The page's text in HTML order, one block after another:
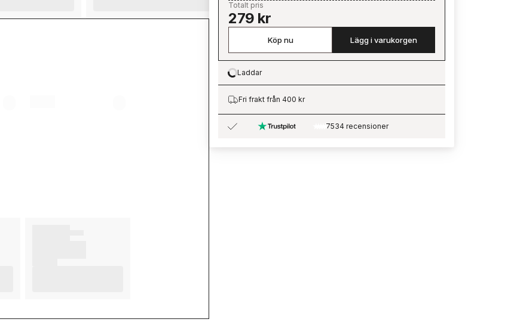
Totalt pris
279 kr
Köp nu Lägg i varukorgen
Loading…
Laddar
Fri frakt från 400 kr
7534 recensioner